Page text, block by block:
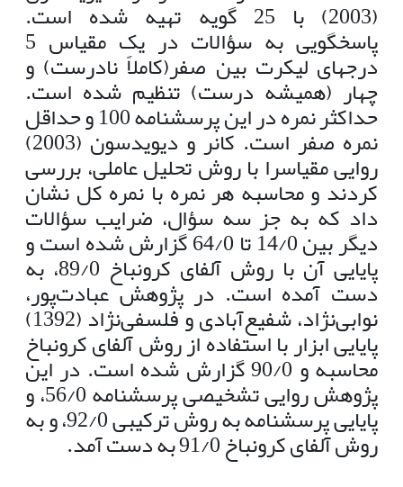
(2003) با 25 گویه تهیه شده است.
پاسخگویی به سؤالات در یک مقیاس 5
درجه­ای لیکرت بین صفر(کاملاً نادرست) و
چهار (همیشه درست) تنظیم شده است.
حداکثر نمره در این پرسشنامه 100 و حداقل
نمره صفر است. کانر و دیویدسون (2003)
روایی مقیاسرا با روش تحلیل عاملی، بررسی
کردند و محاسبه هر نمره با نمره کل نشان
داد که به جز سه سؤال، ضرایب سؤالات
دیگر بین 14/0 تا 64/0 گزارش شده است و
پایایی آن با روش آلفای کرونباخ 89/0، به
دست آمده است. در پژوهش عبادت‌پور،
نوابی‌نژاد، شفیع‌آبادی و فلسفی‌نژاد (1392)
پایایی ابزار با استفاده از روش آلفای کرونباخ
محاسبه و 90/0 گزارش شده است. در این
پژوهش روایی تشخیصی پرسشنامه 56/0، و
پایایی پرسشنامه به روش ترکیبی 92/0، و به
روش آلفای کرونباخ 91/0 به دست آمد.